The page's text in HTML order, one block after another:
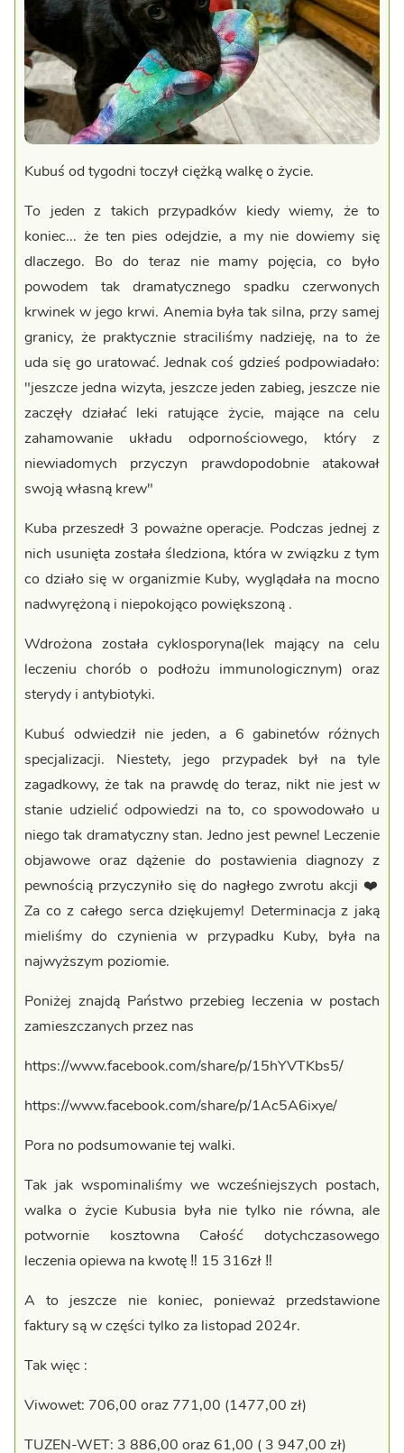
Kubuś od tygodni toczył ciężką walkę o życie.
To jeden z takich przypadków kiedy wiemy, że to
koniec... że ten pies odejdzie, a my nie dowiemy się
dlaczego. Bo do teraz nie mamy pojęcia, co było
powodem tak dramatycznego spadku czerwonych
krwinek w jego krwi. Anemia była tak silna, przy samej
granicy, że praktycznie straciliśmy nadzieję, na to że
uda się go uratować. Jednak coś gdzieś podpowiadało:
"jeszcze jedna wizyta, jeszcze jeden zabieg, jeszcze nie
zaczęły działać leki ratujące życie, mające na celu
zahamowanie układu odpornościowego, który z
niewiadomych przyczyn prawdopodobnie atakował
swoją własną krew"
Kuba przeszedł 3 poważne operacje. Podczas jednej z
nich usunięta została śledziona, która w związku z tym
co działo się w organizmie Kuby, wyglądała na mocno
nadwyrężoną i niepokojąco powiększoną .
Wdrożona została cyklosporyna(lek mający na celu
leczeniu chorób o podłożu immunologicznym) oraz
sterydy i antybiotyki.
Kubuś odwiedził nie jeden, a 6 gabinetów różnych
specjalizacji. Niestety, jego przypadek był na tyle
zagadkowy, że tak na prawdę do teraz, nikt nie jest w
stanie udzielić odpowiedzi na to, co spowodowało u
niego tak dramatyczny stan. Jedno jest pewne! Leczenie
objawowe oraz dążenie do postawienia diagnozy z
pewnością przyczyniło się do nagłego zwrotu akcji ❤️
Za co z całego serca dziękujemy! Determinacja z jaką
mieliśmy do czynienia w przypadku Kuby, była na
najwyższym poziomie.
Poniżej znajdą Państwo przebieg leczenia w postach
zamieszczanych przez nas
https://www.facebook.com/share/p/15hYVTKbs5/
https://www.facebook.com/share/p/1Ac5A6ixye/
Pora no podsumowanie tej walki.
Tak jak wspominaliśmy we wcześniejszych postach,
walka o życie Kubusia była nie tylko nie równa, ale
potwornie kosztowna Całość dotychczasowego
leczenia opiewa na kwotę ‼️ 15 316zł ‼️
A to jeszcze nie koniec, ponieważ przedstawione
faktury są w części tylko za listopad 2024r.
Tak więc :
Viwowet: 706,00 oraz 771,00 (1477,00 zł)
TUZEN-WET: 3 886,00 oraz 61,00 ( 3 947,00 zł)